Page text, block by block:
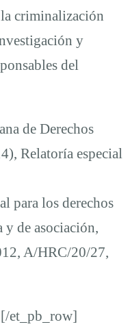
la criminalización
y
del
de Derechos
Relatoría especial
para los derechos
de asociación,
A/HRC/20/27,
et_pb_row]